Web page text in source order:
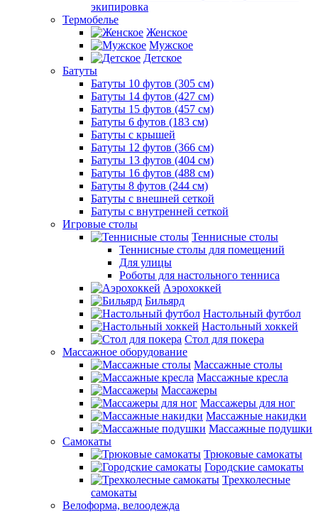
экипировка
Термобелье
Женское
Мужское
Детское
Батуты
Батуты 10 футов (305 см)
Батуты 14 футов (427 см)
Батуты 15 футов (457 см)
Батуты 6 футов (183 см)
Батуты с крышей
Батуты 12 футов (366 см)
Батуты 13 футов (404 см)
Батуты 16 футов (488 см)
Батуты 8 футов (244 см)
Батуты с внешней сеткой
Батуты с внутренней сеткой
Игровые столы
Теннисные столы
Теннисные столы для помещений
Для улицы
Роботы для настольного тенниса
Аэрохоккей
Бильярд
Настольный футбол
Настольный хоккей
Стол для покера
Массажное оборудование
Массажные столы
Массажные кресла
Массажеры
Массажеры для ног
Массажные накидки
Массажные подушки
Самокаты
Трюковые самокаты
Городские самокаты
Трехколесные
самокаты
Велоформа, велоодежда